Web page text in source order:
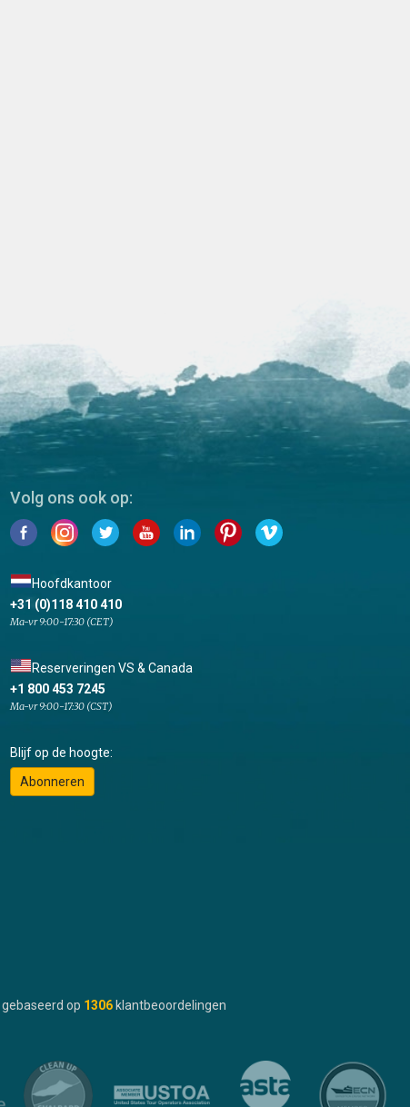
Volg ons ook op:
Hoofdkantoor
+31 (0)118 410 410
Ma-vr 9:00-17:30 (CET)
Reserveringen VS & Canada
+1 800 453 7245
Ma-vr 9:00-17:30 (CST)
Blijf op de hoogte:
Abonneren
gebaseerd op 1306 klantbeoordelingen